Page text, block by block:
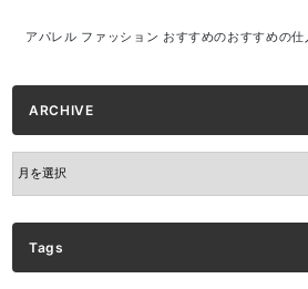
アパレル ファッション おすすめのおすすめの仕
ARCHIVE
ARCHIVE
Tags